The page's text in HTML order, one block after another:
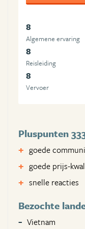
8
Algemene ervaring
8
Reisleiding
8
Vervoer
Pluspunten
goede
goede prijs-
snelle reacties
Bezochte
Vietnam